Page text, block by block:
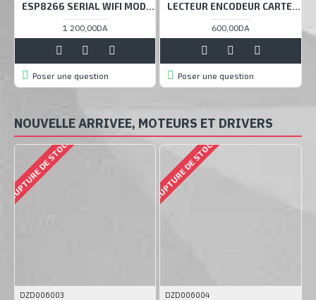
ESP8266 SERIAL WIFI MODULE (ESP-07)
1 200,00DA
Poser une question
LECTEUR ENCODEUR CARTE RFID NFC MIFARE CARD READER WRITER KIT - 13.56MHZ, RC522
600,00DA
Poser une question
NOUVELLE ARRIVEE, MOTEURS ET DRIVERS
RUPTURE DE STOCK
DZD006003
RUPTURE DE STOCK
DZD006004